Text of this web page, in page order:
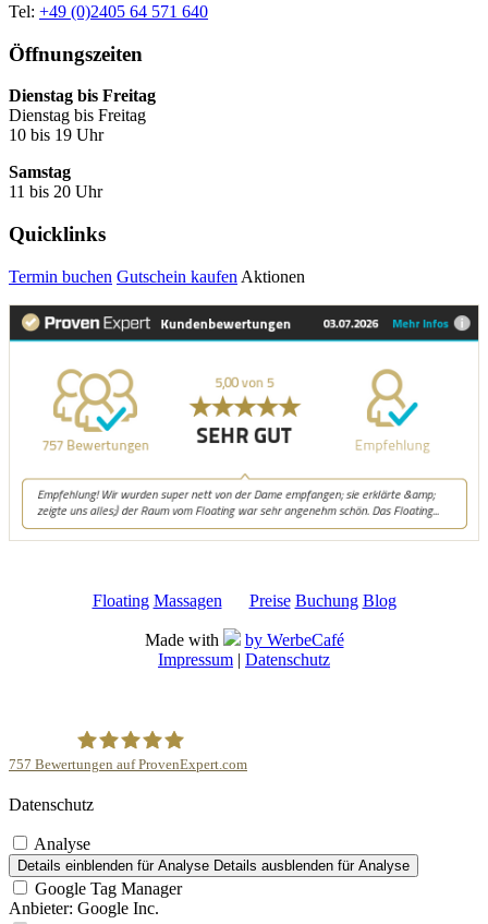
Tel: +49 (0)2405 64 571 640
Öffnungszeiten
Dienstag bis Freitag
Dienstag bis Freitag
10 bis 19 Uhr
Samstag
11 bis 20 Uhr
Quicklinks
Termin buchen Gutschein kaufen Aktionen
Floating Massagen Preise Buchung Blog
Made with
by WerbeCafé
Impressum | Datenschutz
Schwerelos Floating und Massage Spa Aachen
757 Bewertungen auf ProvenExpert.com
Datenschutz
Analyse
Details einblenden für Analyse Details ausblenden für Analyse
Google Tag Manager
Anbieter: Google Inc.